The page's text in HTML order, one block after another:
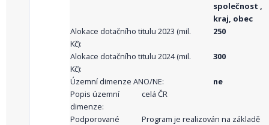
společnost ,
kraj, obec
Alokace dotačního titulu 2023 (mil.
Kč):
250
Alokace dotačního titulu 2024 (mil.
Kč):
300
Územní dimenze ANO/NE:
ne
Popis územní
dimenze:
celá ČR
Podporované
Program je realizován na základě